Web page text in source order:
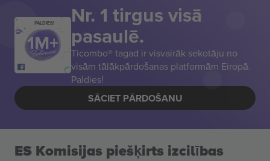
PALDIES! Nr. 1 tirgus visā
pasaulē.
Ticombo® tagad ir visvairāk sekotāju no
visām tālākpārdošanas platformām Eiropā.
Paldies!
SĀCIET PĀRDOŠANU
ES Komisijas piešķirts izcilības